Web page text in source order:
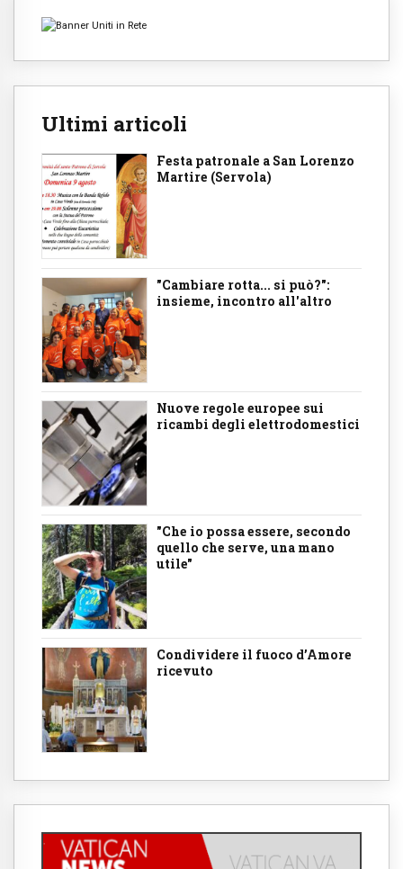
Ultimi articoli
Festa patronale a San Lorenzo
Martire (Servola)
"Cambiare rotta... si può?":
insieme, incontro all'altro
Nuove regole europee sui
ricambi degli elettrodomestici
"Che io possa essere, secondo
quello che serve, una mano
utile"
Condividere il fuoco d’Amore
ricevuto